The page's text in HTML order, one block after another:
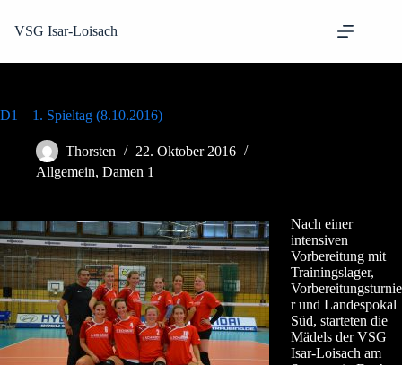
Inhalt
springen
VSG Isar-Loisach
D1 – 1. Spieltag (8.10.2016)
Thorsten
22. Oktober 2016
Allgemein, Damen 1
Nach einer
intensiven
Vorbereitung mit
Trainingslager,
Vorbereitungsturnie
r und Landespokal
Süd, starteten die
Mädels der VSG
Isar-Loisach am